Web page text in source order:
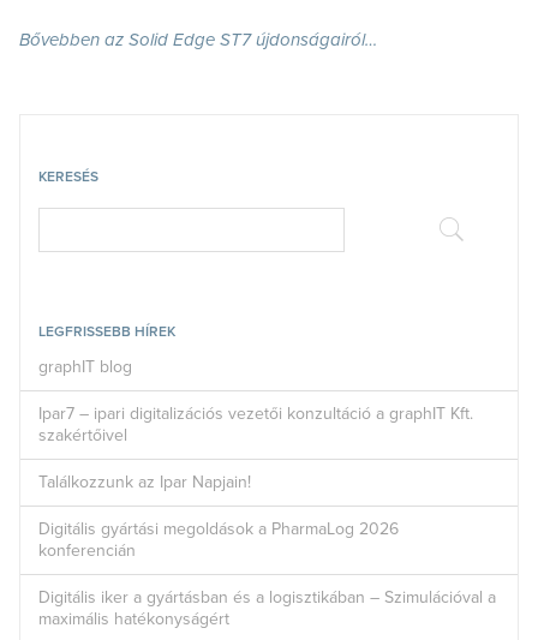
KERESÉS
LEGFRISSEBB HÍREK
graphIT blog
Ipar7 – ipari digitalizációs vezetői konzultáció a graphIT Kft.
szakértőivel
Találkozzunk az Ipar Napjain!
Digitális gyártási megoldások a PharmaLog 2026
konferencián
Digitális iker a gyártásban és a logisztikában – Szimulációval a
maximális hatékonyságért
Bővebben az Solid Edge ST7 újdonságairól…